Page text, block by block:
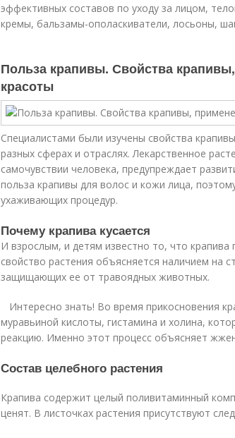
эффективных составов по уходу за лицом,
кремы, бальзамы-ополаскиватели, лосьоны,
Польза крапивы. Свойства
красоты
Специалистами были изучены свойства
разных сферах и отраслях. Лекарственное
самочувствии человека, предупреждает
польза крапивы для волос и кожи лица,
ухаживающих процедур.
Почему крапива кусается
И взрослым, и детям известно то, что крапива
свойство растения объясняется наличием на
защищающих ее от травоядных животных.
Интересно знать! Во время прикосновения
муравьиной кислоты, гистамина и холина,
реакцию. Именно этот процесс объясняет
Состав целебного растения
Крапива содержит целый поливитаминный
ценят. В листочках растения присутствуют